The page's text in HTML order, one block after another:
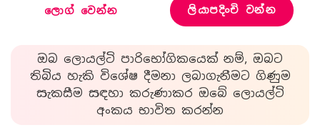
ලොග් වෙන්න ලියාපදිංචි වන්න
ඔබ ලොයල්ටි පාරිභෝගිකයෙක් නම්, ඔබට
තිබිය හැකි විශේෂ දීමනා ලබාගැනීමට ගිණුම
සැකසීම සඳහා කරුණාකර ඔබේ ලොයල්ටි
අංකය භාවිත කරන්න